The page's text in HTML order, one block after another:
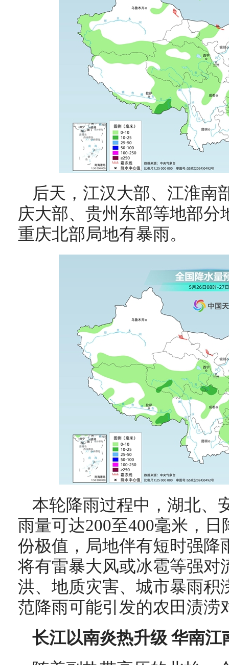
后天， 江汉大部、 江淮南
庆大部、贵州东部等地部分
重庆北部局地有暴雨。
本轮降雨过程中，湖北、
雨量可达200至400毫米，
份极值，局地伴有短时强降
将有雷暴大风或冰雹等强对
洪、地质灾害、城市暴雨积
范降雨可能引发的农田渍涝
长江以南炎热升级 华南